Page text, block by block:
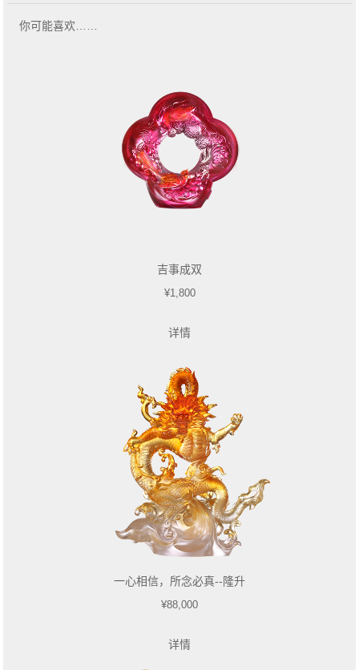
你可能喜欢……
吉事成双
¥1,800
详情
一心相信，所念必真--隆升
¥88,000
详情